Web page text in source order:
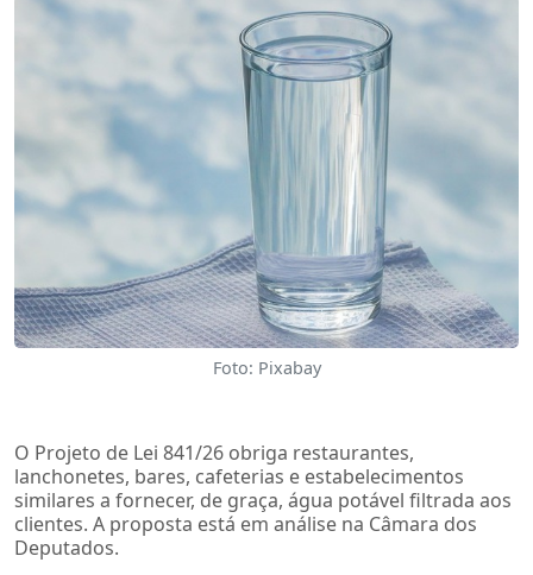
Foto: Pixabay
O Projeto de Lei 841/26 obriga restaurantes,
lanchonetes, bares, cafeterias e estabelecimentos
similares a fornecer, de graça, água potável filtrada aos
clientes. A proposta está em análise na Câmara dos
Deputados.